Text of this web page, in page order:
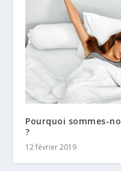
Pourquoi sommes-
?
12 février 2019